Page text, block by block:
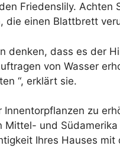
Friedenslily.
die einen Blattbrett
denken, dass es der
von Wasser
“, erklärt sie.
zu
und
Ihres Hauses